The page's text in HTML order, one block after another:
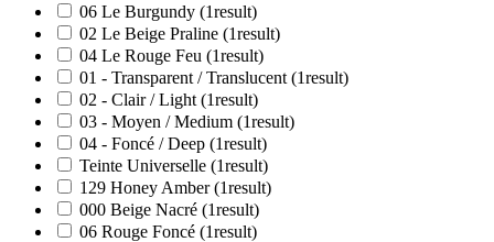
06 Le Burgundy (1result)
02 Le Beige Praline (1result)
04 Le Rouge Feu (1result)
01 - Transparent / Translucent (1result)
02 - Clair / Light (1result)
03 - Moyen / Medium (1result)
04 - Foncé / Deep (1result)
Teinte Universelle (1result)
129 Honey Amber(1result)
000 Beige Nacré (1result)
06 Rouge Foncé (1result)